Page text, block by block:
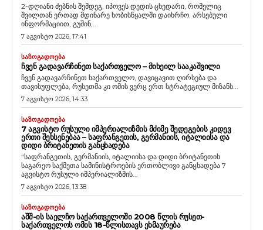
2-დღიანი ძებნის შემდეგ, იპოვეს დედის ცხედარი, რომელიც
შვილთან ერთად მდინარე ხობისწყალში დაიხრჩო. არსებული
ინფორმაციით, გუშინ,...
7 აგვისტო 2026, 17:41
ᲡᲐᲖᲝᲒᲐᲓᲝᲔᲑᲐ
ᲩᲕᲔᲜ ᲒᲐᲓᲐᲕᲐᲠᲩᲘᲜᲔᲗ ᲡᲐᲥᲐᲠᲗᲕᲔᲚᲝ – ᲛᲘᲮᲔᲘᲚ ᲡᲐᲐᲙᲐᲨᲕᲘᲚᲘ
ჩვენ გადავარჩინეთ საქართველო, დავიცავით ღირსება და
თავისუფლება, რუსეთმა კი ომის ვერც ერთ სტრატეგიულ მიზანს...
7 აგვისტო 2026, 14:33
ᲡᲐᲖᲝᲒᲐᲓᲝᲔᲑᲐ
7 ᲐᲒᲕᲘᲡᲢᲝ ᲠᲣᲡᲣᲚᲘ ᲘᲛᲞᲔᲠᲘᲐᲚᲘᲖᲛᲘᲡ ᲛᲫᲘᲛᲔ ᲨᲔᲓᲔᲒᲔᲑᲘᲡ ᲙᲘᲓᲔᲕ
ᲔᲠᲗᲘ ᲨᲔᲮᲡᲔᲜᲔᲑᲐᲐ – ᲡᲐᲤᲠᲐᲜᲒᲔᲗᲘᲡ, ᲒᲔᲠᲛᲐᲜᲘᲘᲡ, ᲘᲢᲐᲚᲘᲘᲡᲐ ᲓᲐ
ᲓᲘᲓᲘ ᲑᲠᲘᲢᲐᲜᲔᲗᲘᲡ ᲒᲐᲜᲪᲮᲐᲓᲔᲑᲐ
“საფრანგეთის, გერმანიის, იტალიისა და დიდი ბრიტანეთის
საგარეო საქმეთა სამინისტროების ერთობლივი განცხადება 7
აგვისტო რუსული იმპერიალიზმის...
7 აგვისტო 2026, 13:38
ᲡᲐᲖᲝᲒᲐᲓᲝᲔᲑᲐ
ᲐᲨᲨ-ᲘᲡ ᲡᲐᲔᲚᲩᲝ ᲡᲐᲥᲐᲠᲗᲕᲔᲚᲝᲨᲘ 2008 ᲬᲚᲘᲡ ᲠᲣᲡᲔᲗ-
ᲡᲐᲥᲐᲠᲗᲕᲔᲚᲝᲡ ᲝᲛᲘᲡ 18-ᲬᲚᲘᲡᲗᲐᲕᲡ ᲔᲮᲛᲐᲣᲠᲔᲑᲐ